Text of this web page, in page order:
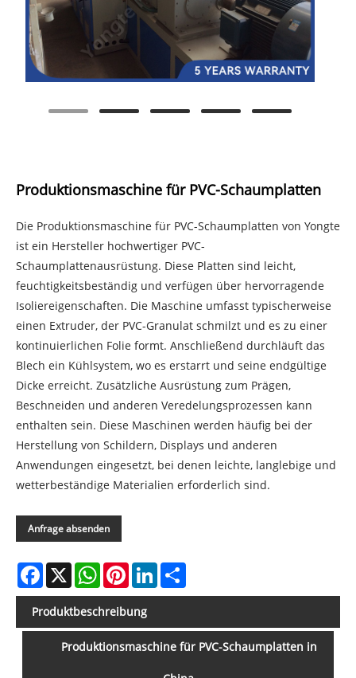
Produktionsmaschine für PVC-Schaumplatten
Die Produktionsmaschine für PVC-Schaumplatten von Yongte
ist ein Hersteller hochwertiger PVC-
Schaumplattenausrüstung. Diese Platten sind leicht,
feuchtigkeitsbeständig und verfügen über hervorragende
Isoliereigenschaften. Die Maschine umfasst typischerweise
einen Extruder, der PVC-Granulat schmilzt und es zu einer
kontinuierlichen Folie formt. Anschließend durchläuft das
Blech ein Kühlsystem, wo es erstarrt und seine endgültige
Dicke erreicht. Zusätzliche Ausrüstung zum Prägen,
Beschneiden und anderen Veredelungsprozessen kann
enthalten sein. Diese Maschinen werden häufig bei der
Herstellung von Schildern, Displays und anderen
Anwendungen eingesetzt, bei denen leichte, langlebige und
wetterbeständige Materialien erforderlich sind.
Anfrage absenden
Facebook
X WhatsAppPinterestLinkedIn
Produktbeschreibung
Produktionsmaschine für PVC-Schaumplatten in